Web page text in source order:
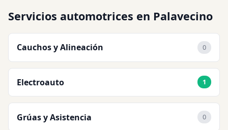
Servicios automotrices en Palavecino
Cauchos y Alineación 0
Electroauto 1
Grúas y Asistencia 0